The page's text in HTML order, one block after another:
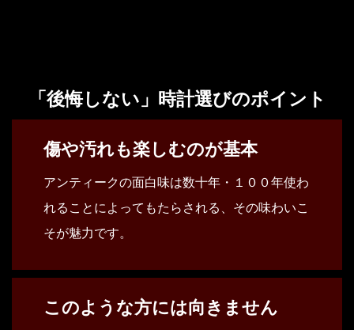
「後悔しない」時計選びのポイント
傷や汚れも楽しむのが基本
アンティークの面白味は数十年・１００年使わ
れることによってもたらされる、その味わいこ
そが魅力です。
このような方には向きません